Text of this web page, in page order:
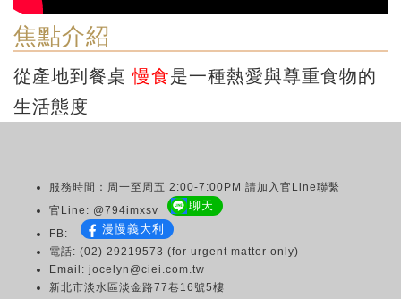
焦點介紹
從產地到餐桌慢食是一種熱愛與尊重食物的
生活態度
服務時間：周一至周五 2:00-7:00PM 請加入官Line聯繫
官Line: @794imxsv
聊天
FB: 漫慢義大利
電話: (02) 29219573 (for urgent matter only)
Email: jocelyn@ciei.com.tw
新北市淡水區淡金路77巷16號5樓